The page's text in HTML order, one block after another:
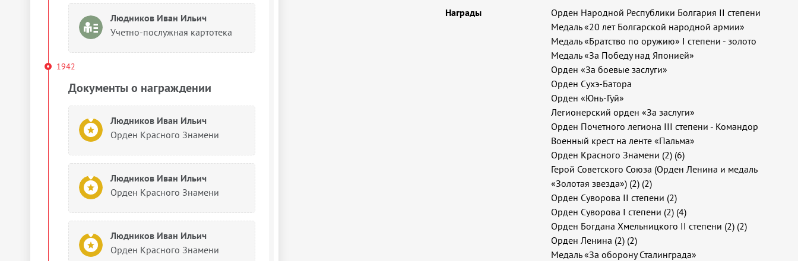
Людников Иван Ильич
Учетно-послужная картотека
1942
Документы о награждении
Людников Иван Ильич
Орден Красного Знамени
Людников Иван Ильич
Орден Красного Знамени
Людников Иван Ильич
Орден Красного Знамени
Награды
Орден Народной Республики Болгария II степени
Медаль «20 лет Болгарской народной армии»
Медаль «Братство по оружию» I степени - золото
Медаль «За Победу над Японией»
Орден «За боевые заслуги»
Орден Сухэ-Батора
Орден «Юнь-Гуй»
Легионерский орден «За заслуги»
Орден Почетного легиона III степени - Командор
Военный крест на ленте «Пальма»
Орден Красного Знамени (2) (6)
Герой Советского Союза (Орден Ленина и медаль
«Золотая звезда») (2) (2)
Орден Суворова II степени (2)
Орден Суворова I степени (2) (4)
Орден Богдана Хмельницкого II степени (2) (2)
Орден Ленина (2) (2)
Медаль «За оборону Сталинграда»